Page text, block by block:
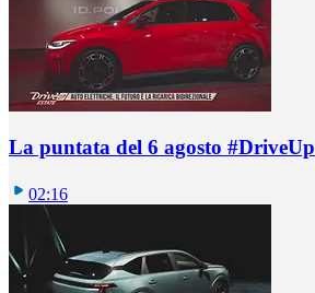
La puntata del 6 agosto #DriveUp
02:16